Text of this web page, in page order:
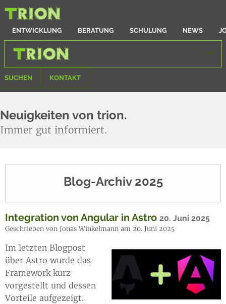
ENTWICKLUNG BERATUNG SCHULUNG NEWS
SUCHEN KONTAKT
Neuigkeiten von trion.
Immer gut informiert.
Blog-Archiv 2025
Integration von Angular in Astro 20. Juni 2025
Geschrieben von Jonas Winkelmann am 20. Juni 2025
Im letzten Blogpost
über Astro wurde das
Framework kurz
vorgestellt und dessen
Vorteile aufgezeigt.